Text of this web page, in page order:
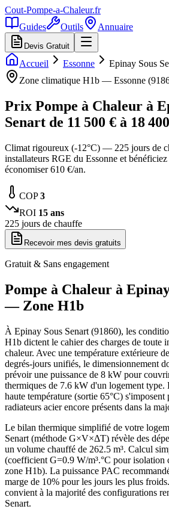
Cout-Pompe-a-Chaleur.fr
Guides
Outils Annuaire
Devis Gratuit
Accueil Essonne
Epinay Sous
Zone climatique H1b — Essonne (
Prix Pompe à Chaleur à
Senart de 11 500 € à 18 400
Climat rigoureux (-12°C) — 225 jours de
installateurs RGE du Essonne et
économiser 610 €/an.
COP3
ROI 15 ans
225 jours de chauffe
Recevoir mes devis gratuits
Gratuit & Sans engagement
Pompe à Chaleur à
— Zone H1b
À Epinay Sous Senart (91860), les
H1b dictent le cahier des charges de toute
chaleur. Avec une température extérieure
degrés-jours unifiés, le dimensionnement
prévoir une puissance de 8 kW pour
thermiques de 7.6 kW d'un logement type.
haute température (sortie 65°C) s'imposent
radiateurs acier encore présents dans la
Le bilan thermique simplifié de votre
Senart (méthode G×V×ΔT) révèle des
un volume chauffé de 262.5 m³. Calcul
(coefficient G=0.9 W/m³.°C pour isolation
zone H1b). La puissance PAC
marge de 10% pour les jours les plus
convient à la majorité des configurations
Senart.